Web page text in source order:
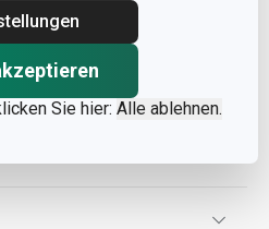
Sie hier: Alle ablehnen.